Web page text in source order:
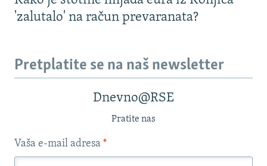
'zalutalo' na račun prevaranata?
Pretplatite se na naš newsletter
Dnevno@RSE
Pratite nas
Vaša e-mail adresa *